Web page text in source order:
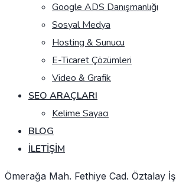
Google ADS Danışmanlığı
Sosyal Medya
Hosting & Sunucu
E-Ticaret Çözümleri
Video & Grafik
SEO ARAÇLARI
Kelime Sayacı
BLOG
İLETIŞIM
Ömerağa Mah. Fethiye Cad. Öztalay İş